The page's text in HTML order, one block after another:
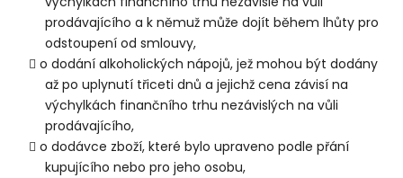
prodávajícího a k němuž může dojít během lhůty pro
odstoupení od smlouvy,
o dodání alkoholických nápojů, jež mohou být dodány
až po uplynutí třiceti dnů a jejichž cena závisí na
výchylkách finančního trhu nezávislých na vůli
prodávajícího,
o dodávce zboží, které bylo upraveno podle přání
kupujícího nebo pro jeho osobu,